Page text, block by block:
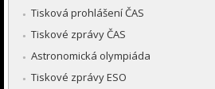
Tisková prohlášení ČAS
Tiskové zprávy ČAS
Astronomická olympiáda
Tiskové zprávy ESO